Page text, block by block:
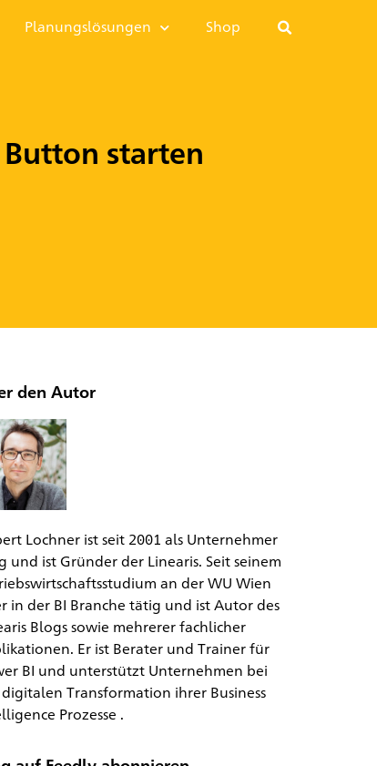
Planungslösungen Shop
starten
den Autor
Lochner ist seit 2001 als Unternehmer
und ist Gründer der Linearis. Seit seinem
an der WU Wien
in der BI Branche tätig und ist Autor des
Blogs sowie mehrerer fachlicher
Er ist Berater und Trainer für
BI und unterstützt Unternehmen bei
Transformation ihrer Business
Prozesse .